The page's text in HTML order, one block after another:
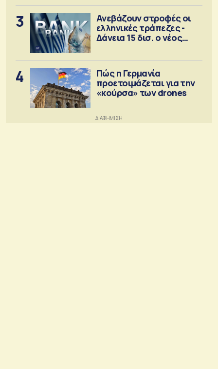
3
Ανεβάζουν στροφές οι
ελληνικές τράπεζες -
Δάνεια 15 δισ. ο νέος
4
Πώς η Γερμανία
προετοιμάζεται για την
«κούρσα» των drones